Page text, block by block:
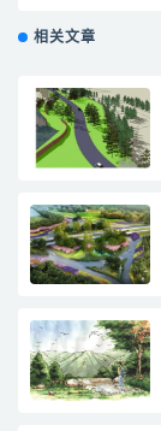
相关文章